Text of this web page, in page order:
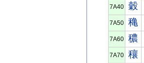
7A40 穀
7A50 穐
7A60 穠
7A70 穰